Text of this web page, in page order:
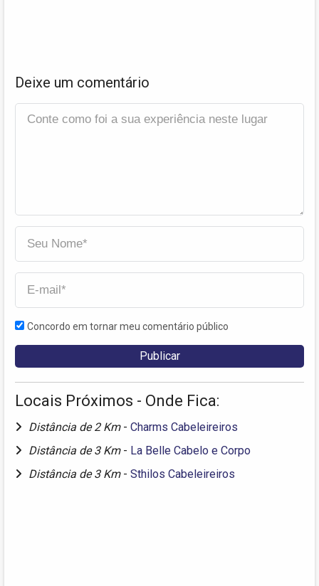
Deixe um comentário
Concordo em tornar meu comentário público
Locais Próximos - Onde Fica:
Distância de 2 Km - Charms Cabeleireiros
Distância de 3 Km - La Belle Cabelo e Corpo
Distância de 3 Km - Sthilos Cabeleireiros